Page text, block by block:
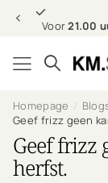
Voor21.00
Homepage
Geef frizz geen
Geef frizz
herfst.